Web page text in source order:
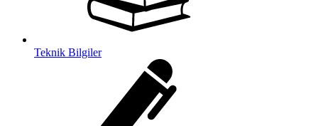
Teknik Bilgiler